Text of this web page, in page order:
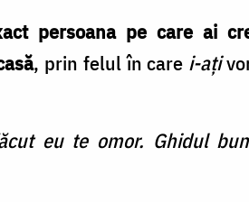
persoana pe care ai
, prin felul în care i-aţi
eu te omor. Ghidul